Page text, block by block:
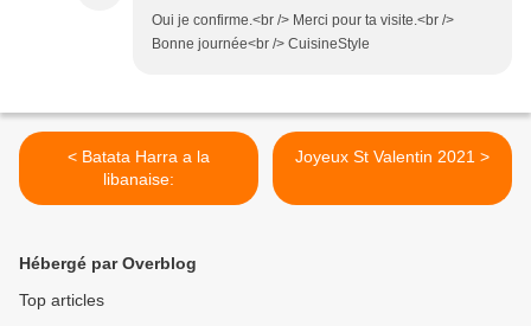
Oui je confirme.<br /> Merci pour ta visite.<br />
Bonne journée<br /> CuisineStyle
< Batata Harra a la
libanaise:
Joyeux St Valentin 2021 >
Hébergé par Overblog
Top articles